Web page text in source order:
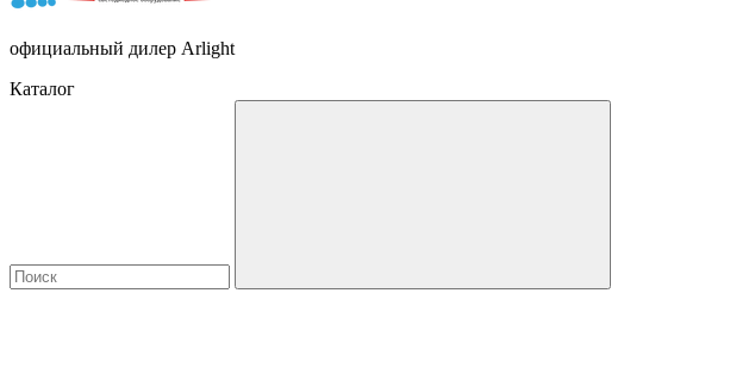
официальный дилер Arlight
Каталог